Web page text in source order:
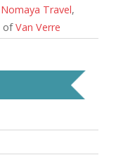
Nomaya Travel,
ofVan Verre